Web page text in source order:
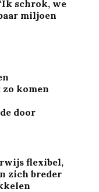
schrok, we
miljoen
zo komen
door
flexibel,
zich breder